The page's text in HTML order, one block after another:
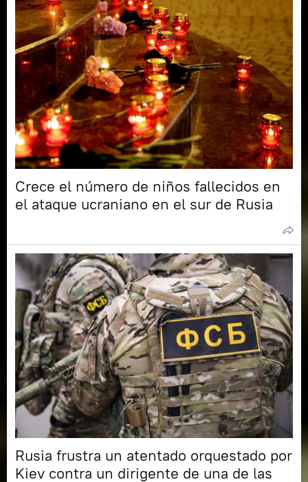
Crece el número de niños fallecidos en
el ataque ucraniano en el sur de Rusia
Rusia frustra un atentado orquestado por
Kiev contra un dirigente de una de las